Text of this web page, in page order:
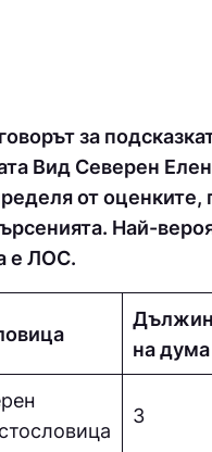
за
Вид Северен
от оценките,
Най-
е ЛОС.
на дума
3